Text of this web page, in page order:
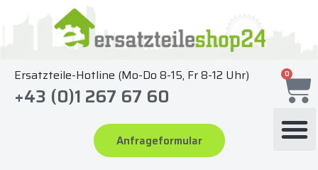
springen
Ersatzteile-Hotline (Mo-Do 8-15, Fr 8-12 Uhr)
+43 (0)1 267 67 60
Anfrageformular
0